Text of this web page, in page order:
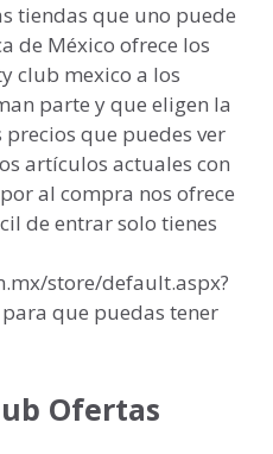
tiendas que uno puede
de México ofrece los
club mexico a los
parte y que eligen la
que puedes ver
artículos actuales con
al compra nos ofrece
de entrar solo tienes
store/default.aspx?
que puedas tener
Ofertas